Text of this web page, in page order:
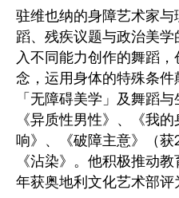
驻维也纳的身障艺术家
蹈、残疾议题与政治美
入不同能力创作的舞蹈
念，运用身体的特殊条
「无障碍美学」及舞蹈
《异质性男性》、《我
响》、《破障主意》（
《沾染》。他积极推动
年获奥地利文化艺术部评